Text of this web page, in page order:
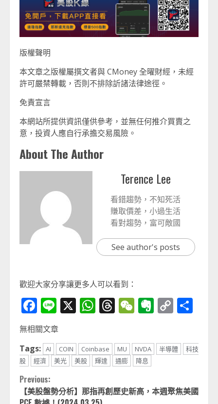
版權聲明
本文章之版權屬撰文者與 CMoney 全曜財經，未經
許可嚴禁轉載，否則不排除訢諸法律途徑。
免責宣言
本網站所提供資訊僅供參考，並無任何推介買賣之
意，投資人應自行承擔交易風險。
About The Author
Terence Lee
看錯趨勢，不知死活
賺取價差，小過生活
看對趨勢，富可敵國
See author's posts
歡迎大家分享讓更多人可以看到：
Facebook
Line
X WhatsApp
Threads
WeChat
Evernote
Copy
無相關文章
Tags: AI COIN Coinbase MU NVDA 半導體
科技
股
經濟 美光 美股 輝達 通膨 降息
Continue
Previous:
【美股盤勢分析】那指再創歷史新高，本週聚焦美國